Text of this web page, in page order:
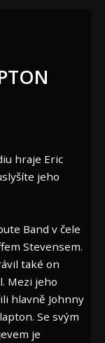
hraje Eric
jeho
Band v čele
Stevensem.
také on
Mezi jeho
hlavně Johnny
Se svým
je